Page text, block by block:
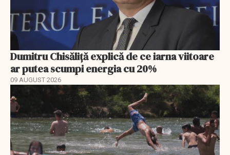
Dumitru Chisăliță explică de ce iarna viitoare
ar putea scumpi energia cu 20%
09 AUGUST 2026